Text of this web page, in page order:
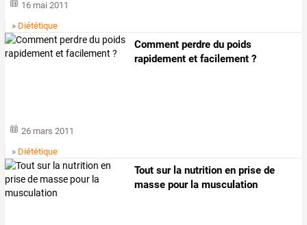
16 mai 2011
» Diététique
Comment perdre du poids
rapidement et facilement ?
26 mars 2011
» Diététique
Tout sur la nutrition en prise de
masse pour la musculation